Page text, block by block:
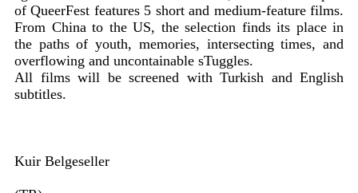
of QueerFest features 5 short and medium-feature films.
From China to the US, the selection finds its place in
the paths of youth, memories, intersecting times, and
overflowing and uncontainable sTuggles.
All films will be screened with Turkish and English
subtitles.
Kuir Belgeseller